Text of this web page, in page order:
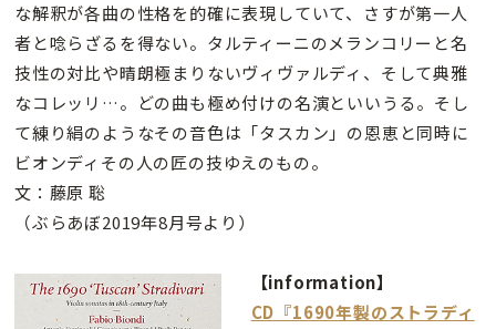
な解釈が各曲の性格を的確に表現していて、さすが第一人
者と唸らざるを得ない。タルティーニのメランコリーと名
技性の対比や晴朗極まりないヴィヴァルディ、そして典雅
なコレッリ…。どの曲も極め付けの名演といいうる。そし
て練り絹のようなその音色は「タスカン」の恩恵と同時に
ビオンディその人の匠の技ゆえのもの。
文：藤原 聡
（ぶらあぼ2019年8月号より）
【information】
CD『1690年製のストラディ